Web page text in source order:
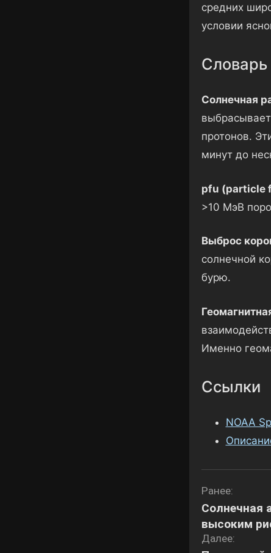
средних
условии
Солнечная
протонов.
минут до
pfu (particle
>10 МэВ
Выброс
солнечной
бурю.
Именно
Ссылки
NOAA
Навигация
по
записям
Ранее:
Солнечная
высоким
Далее: